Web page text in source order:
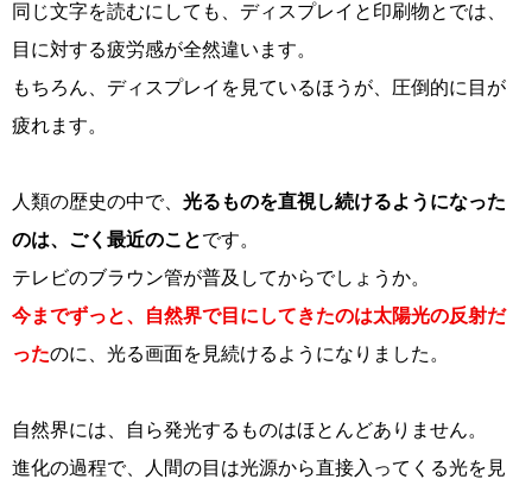
同じ文字を読むにしても、ディスプレイと印刷物とでは、
目に対する疲労感が全然違います。
もちろん、ディスプレイを見ているほうが、圧倒的に目が
疲れます。
人類の歴史の中で、 光るものを直視し続けるようになった
のは、ごく最近のことです。
テレビのブラウン管が普及してからでしょうか。
今までずっと、自然界で目にしてきたのは太陽光の反射だ
ったのに、光る画面を見続けるようになりました。
自然界には、自ら発光するものはほとんどありません。
進化の過程で、人間の目は光源から直接入ってくる光を見